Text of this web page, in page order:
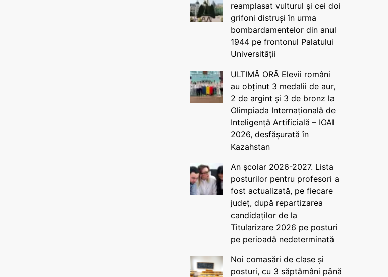
reamplasat vulturul și cei doi
grifoni distruși în urma
bombardamentelor din anul
1944 pe frontonul Palatului
Universității
ULTIMĂ ORĂ Elevii români
au obținut 3 medalii de aur,
2 de argint și 3 de bronz la
Olimpiada Internațională de
Inteligență Artificială – IOAI
2026, desfășurată în
Kazahstan
An școlar 2026-2027. Lista
posturilor pentru profesori a
fost actualizată, pe fiecare
județ, după repartizarea
candidaților de la
Titularizare 2026 pe posturi
pe perioadă nedeterminată
Noi comasări de clase și
posturi, cu 3 săptămâni până